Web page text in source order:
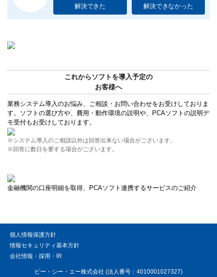
解決できた 解決できなかった
これからソフトを導入予定の
お客様へ
業務システム導入のお悩み、ご相談・お問い合わせをお受けしておりま
す。ソフトの選び方や、費用・動作環境の説明や、PCAソフトの説明デ
モ受付もお受けしております。
※システム導入のご相談以外は回答出来ない場合がございます。
※回答に数日を要する場合がございます。
金融機関の口座明細を取得、PCAソフト連携するサービスのご紹介
個人情報保護方針
情報セキュリティ基本方針
会社情報・採用・IR
ピー・シー・エー株式会社 (法人番号：4010001027327)